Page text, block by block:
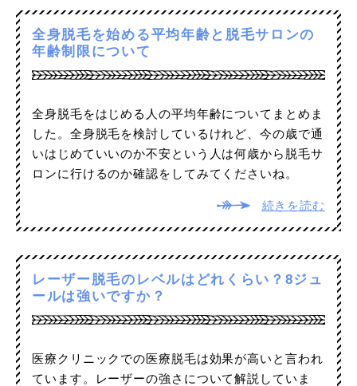
全身脱毛を始める平均年齢と脱毛サロンの
年齢制限について
全身脱毛をはじめる人の平均年齢についてまとめま
した。全身脱毛を検討しているけれど、今の歳で通
いはじめていいのか不安という人は何歳から脱毛サ
ロンに行けるのか確認をしてみてくださいね。
続きを読む
レーザー脱毛のレベルはどれくらい？8ジュ
ールは強いですか？
医療クリニックでの医療脱毛は効果が高いと言われ
ています。レーザーの強さについて解説していま